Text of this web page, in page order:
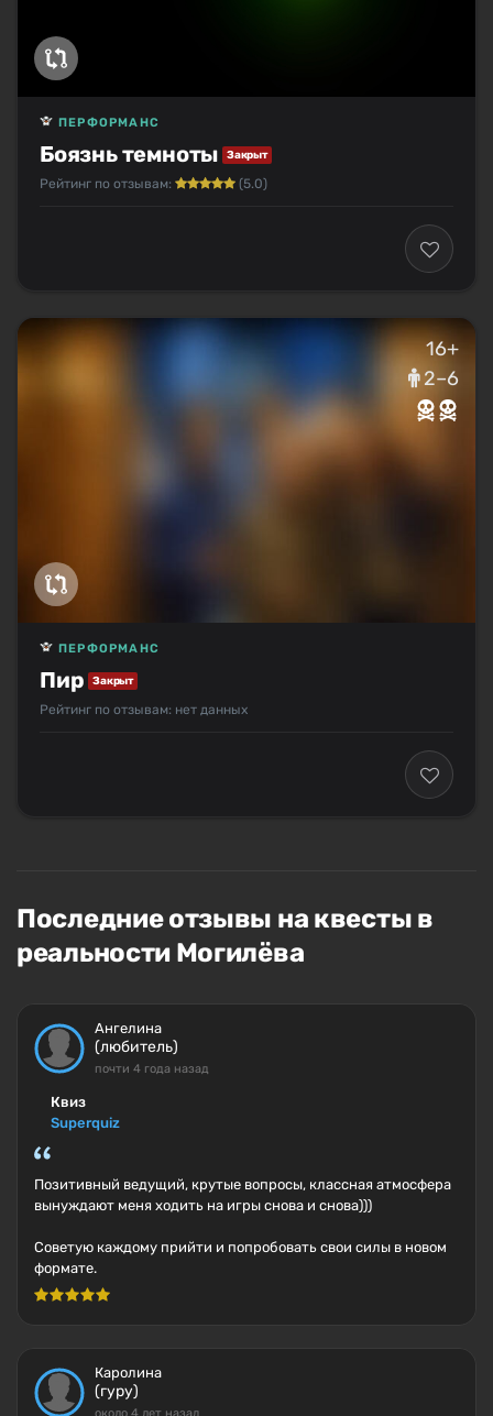
Боязнь темноты Закрыт
ПЕРФОРМАНС
Рейтинг по отзывам: (5.0)
16+
2–6
Пир Закрыт
ПЕРФОРМАНС
Рейтинг по отзывам: нет данных
Последние отзывы на квесты в
реальности Могилёва
Ангелина
(любитель)
почти 4 года назад
Квиз
Superquiz
Позитивный ведущий, крутые вопросы, классная атмосфера
вынуждают меня ходить на игры снова и снова)))
Советую каждому прийти и попробовать свои силы в новом
формате.
Каролина
(гуру)